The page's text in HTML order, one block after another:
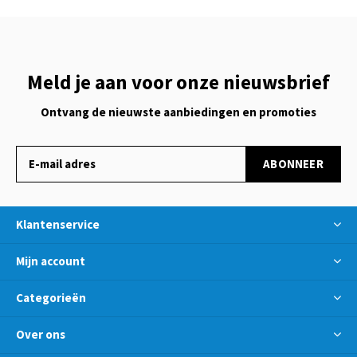
Meld je aan voor onze nieuwsbrief
Ontvang de nieuwste aanbiedingen en promoties
ABONNEER
Klantenservice
Mijn account
Categorieën
Over ons